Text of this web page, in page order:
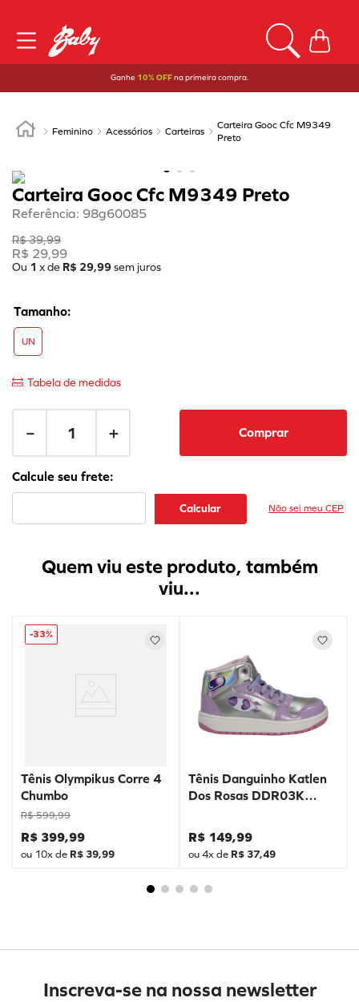
Ganhe 10% OFFna primeira compra.
Feminino Acessórios Carteiras
Carteira Gooc Cfc M9349
Preto
Carteira Gooc Cfc M9349 Preto
Referência: 98g60085
R$39,99
R$ 29,99
Ou 1 x de R$ 29,99sem juros
UN
Tabela de medidas
＋
－ Comprar
Não sei meu CEP
Quem viu este produto, também
viu...
-33%
Tênis Olympikus Corre 4
Chumbo
R$ 599,99
R$ 399,99
ou 10x de R$ 39,99
Tênis Danguinho Katlen
Dos Rosas DDR03K
R$ 149,99
ou4x de R$ 37,49
Inscreva-se na nossa newsletter